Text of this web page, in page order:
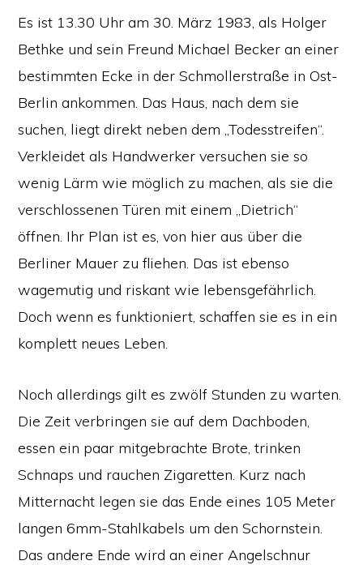
Es ist 13.30 Uhr am 30. März 1983, als Holger
Bethke und sein Freund Michael Becker an einer
bestimmten Ecke in der Schmollerstraße in Ost-
Berlin ankommen. Das Haus, nach dem sie
suchen, liegt direkt neben dem „Todesstreifen“.
Verkleidet als Handwerker versuchen sie so
wenig Lärm wie möglich zu machen, als sie die
verschlossenen Türen mit einem „Dietrich“
öffnen. Ihr Plan ist es, von hier aus über die
Berliner Mauer zu fliehen. Das ist ebenso
wagemutig und riskant wie lebensgefährlich.
Doch wenn es funktioniert, schaffen sie es in ein
komplett neues Leben.
Noch allerdings gilt es zwölf Stunden zu warten.
Die Zeit verbringen sie auf dem Dachboden,
essen ein paar mitgebrachte Brote, trinken
Schnaps und rauchen Zigaretten. Kurz nach
Mitternacht legen sie das Ende eines 105 Meter
langen 6mm-Stahlkabels um den Schornstein.
Das andere Ende wird an einer Angelschnur